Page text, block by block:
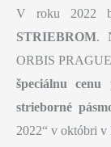
V roku 2022
STRIEBROM.
ORBIS
špeciálnu
strieborné
2022“ v októbri v